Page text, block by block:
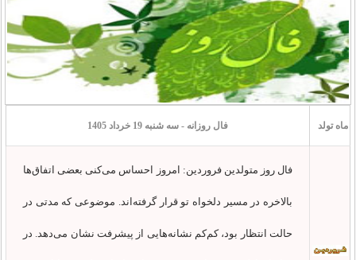
ماه تولد فال روزانه - سه شنبه 19 خرداد 1405
فال روز متولدین فروردین: امروز احساس می‌کنی بعضی اتفاق‌ها
بالاخره در مسیر دلخواه تو قرار گرفته‌اند. موضوعی که مدتی در
حالت انتظار بود، کم‌کم نشانه‌هایی از پیشرفت نشان می‌دهد. در